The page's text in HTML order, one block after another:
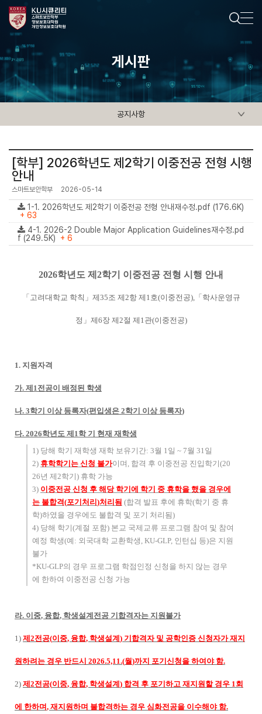
게시판
공지사항
[학부] 2026학년도 제2학기 이중전공 전형 시행
안내
스마트보안학부 2026-05-14
1-1. 2026학년도 제2학기 이중전공 전형 안내재수정.pdf (176.6K)
+ 63
4-1. 2026-2 Double Major Application Guidelines재수정.pd
f (249.5K) + 6
2026학년도 제 2학기 이중전공 전형 시행 안내
「 고려대학교 학칙 」 제35조 제2항 제 1호(이중전공),「 학사운영규
정 」 제6장 제2절 제 1관(이중전공)
1. 지원자격
가. 제 1전공이 배정된 학생
나. 3학기 이상 등록자(편입생은 2학기 이상 등록자)
다. 2026학년도 제 1학 기 현재 재학생
1) 당해 학기 재학생 재학 보유기간: 3월 1일 ~ 7월 31일
2) 휴학학기는 신청 불가이며 , 합격 후 이중전공 진입학기(20
26년 제2학기) 휴학 가능
3) 이중전공 신청 후 해당 학기에 학기 중 휴학을 했을 경우에
는 불합격(포기처리 )처리됨 (합격 발표 후에 휴학(학기 중 휴
학)하였을 경우에도 불합격 및 포기 처리됨)
4) 당해 학기(계절 포함) 본교 국제교류 프로그램 참여 및 참여
예정 학생(예 : 외국대학 교환학생 , KU-GLP, 인턴십 등)은 지원
불가
*KU-GLP의 경우 프로그램 학점인정 신청을 하지 않는 경우
에 한하여 이중전공 신청 가능
라. 이중, 융합, 학생설계전공 기합격자는 지원불가
1) 제 2전공(이중, 융합, 학생설계 ) 기합격자 및 공학인증 신청자가 재지
원하려는 경우 반드시 2026.5,11.(월)까지 포기신청을 하여야 함.
2) 제 2전공(이중, 융합, 학생설계 ) 합격 후 포기하고 재지원할 경우 1회
에 한하며 , 재지원하며 불합격하는 경우 심화전공을 이수해야 함.